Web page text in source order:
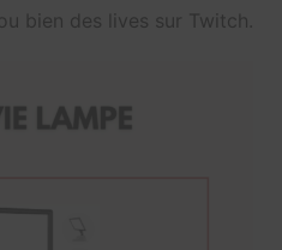
bien des lives sur Twitch.